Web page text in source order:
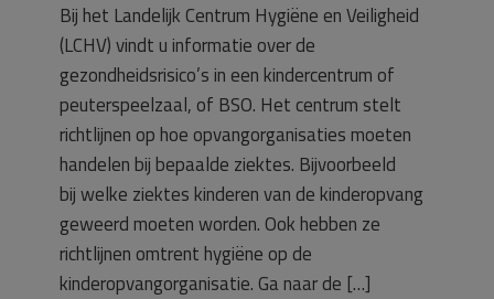
Bij het Landelijk Centrum Hygiëne en Veiligheid
(LCHV) vindt u informatie over de
gezondheidsrisico’s in een kindercentrum of
peuterspeelzaal, of BSO. Het centrum stelt
richtlijnen op hoe opvangorganisaties moeten
handelen bij bepaalde ziektes. Bijvoorbeeld
bij welke ziektes kinderen van de kinderopvang
geweerd moeten worden. Ook hebben ze
richtlijnen omtrent hygiëne op de
kinderopvangorganisatie. Ga naar de […]